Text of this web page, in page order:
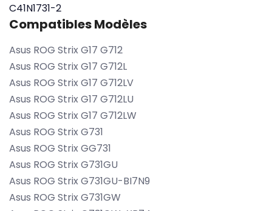
C41N1731-2
Compatibles Modèles
Asus ROG Strix G17 G712
Asus ROG Strix G17 G712L
Asus ROG Strix G17 G712LV
Asus ROG Strix G17 G712LU
Asus ROG Strix G17 G712LW
Asus ROG Strix G731
Asus ROG Strix GG731
Asus ROG Strix G731GU
Asus ROG Strix G731GU-BI7N9
Asus ROG Strix G731GW